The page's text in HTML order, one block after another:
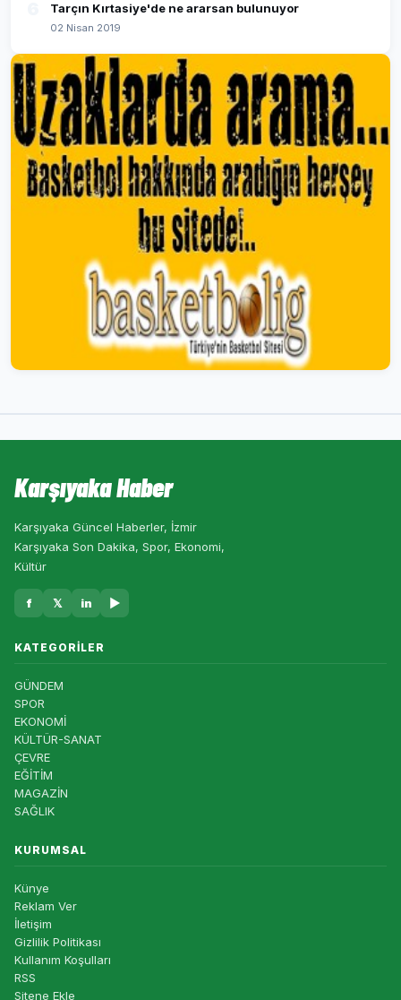
Tarçın Kırtasiye'de ne ararsan bulunuyor
02 Nisan 2019
Karşıyaka Haber
Karşıyaka Güncel Haberler, İzmir
Karşıyaka Son Dakika, Spor, Ekonomi,
Kültür
f 𝕏 in ▶
KATEGORILER
GÜNDEM
SPOR
EKONOMİ
KÜLTÜR-SANAT
ÇEVRE
EĞİTİM
MAGAZİN
SAĞLIK
KURUMSAL
Künye
Reklam Ver
İletişim
Gizlilik Politikası
Kullanım Koşulları
RSS
Sitene Ekle